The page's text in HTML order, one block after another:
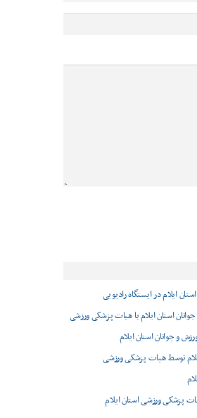
ایلام در ایستگاه رادیویی
استان ایلام با هیات پزشکی ورزشی
و جوانان استان ایلام
توسط هیات پزشکی ورزشی